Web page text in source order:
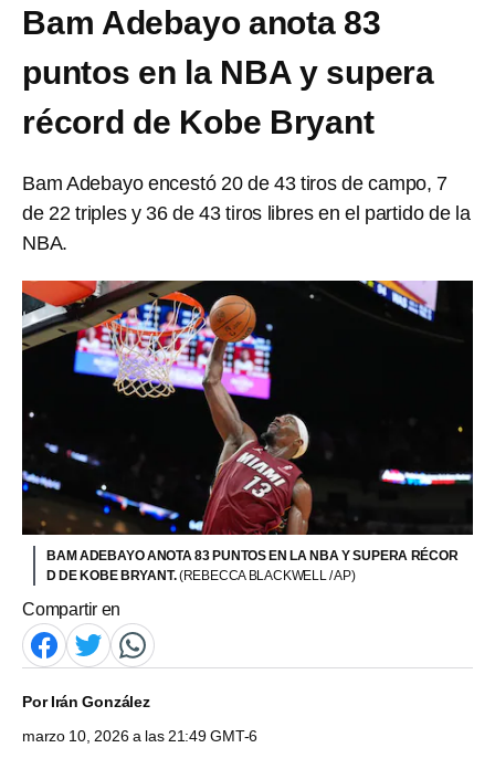
Bam Adebayo anota 83
puntos en la NBA y supera
récord de Kobe Bryant
Bam Adebayo encestó 20 de 43 tiros de campo, 7
de 22 triples y 36 de 43 tiros libres en el partido de la
NBA.
BAM ADEBAYO ANOTA 83 PUNTOS EN LA NBA Y SUPERA RÉCOR
D DE KOBE BRYANT.(REBECCA BLACKWELL / AP)
Compartir en
PorIrán González
marzo 10, 2026 a las 21:49 GMT-6